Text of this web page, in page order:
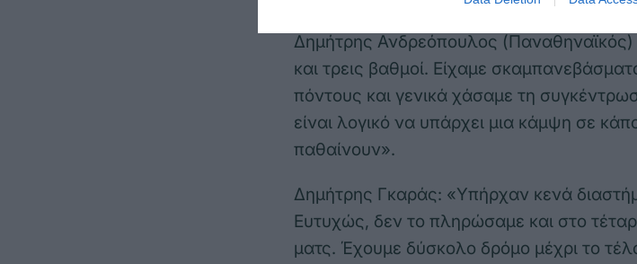
Δημήτρης Ανδρεόπουλος (Παναθηναϊκός)
και τρεις βαθμοί. Είχαμε
πόντους και γενικά χάσαμε τη
είναι λογικό να υπάρχει μια κάμψη σε
παθαίνουν».
Δημήτρης Γκαράς: «Υπήρχαν κενά
Ευτυχώς, δεν το πληρώσαμε και στο
ματς. Έχουμε δύσκολο δρόμο μέχρι το